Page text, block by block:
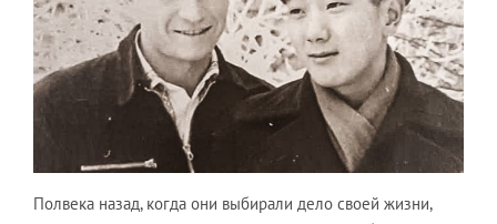
Полвека назад, когда они выбирали дело своей жизни,